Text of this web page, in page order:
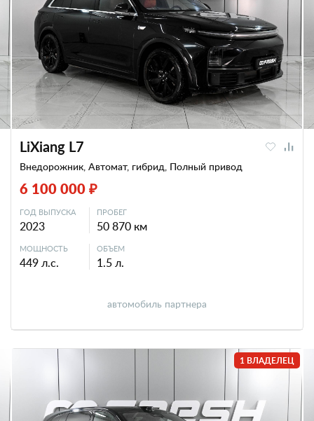
LiXiang L7
Внедорожник, Автомат, гибрид, Полный привод
6 100 000 ₽
ГОД ВЫПУСКА
2023
ПРОБЕГ
50 870 км
МОЩНОСТЬ
449 л.с.
ОБЪЕМ
1.5 л.
автомобиль партнера
1 ВЛАДЕЛЕЦ